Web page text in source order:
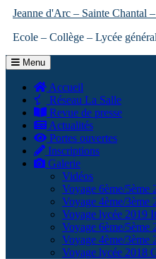
Jeanne d'Arc – Sainte Chantal
Ecole – Collège – Lycée
Menu
Accueil
Réseau La Salle
Revue de presse
Actualités
Portes ouvertes
Inscriptions
Galerie
Vidéos
Voyage 6ème/5ème
Voyage 4ème/3ème
Voyage lycée 2019
Voyage 6ème/5ème
Voyage 4ème/3ème
Voyage lycée 2018